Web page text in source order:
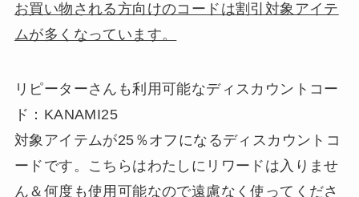
お買い物される方向けのコードは割引対象アイテ
ムが多くなっています。
リピーターさんも利用可能なディスカウントコー
ド：KANAMI25
対象アイテムが25％オフになるディスカウントコ
ードです。こちらはわたしにリワードは入りませ
ん＆何度も使用可能なので遠慮なく使ってくださ